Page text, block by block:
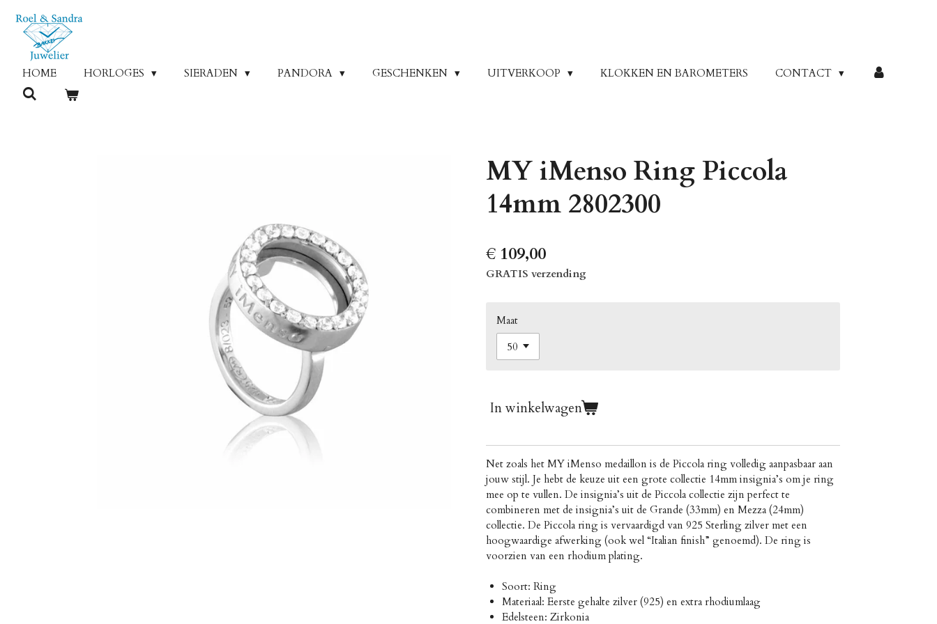
Ga
direct
hoofdinhoud
HOME HORLOGES SIERADEN PANDORA GESCHENKEN UITVERKOOP KLOKKEN EN BAROMETERS CONTACT
MY iMenso Ring Piccola
14mm 2802300
€ 109,00
GRATIS verzending
Maat
In winkelwagen
Net zoals het MY iMenso medaillon is de Piccola ring volledig aanpasbaar aan
jouw stijl. Je hebt de keuze uit een grote collectie 14mm insignia’s om je ring
mee op te vullen. De insignia’s uit de Piccola collectie zijn perfect te
combineren met de insignia’s uit de Grande (33mm) en Mezza (24mm)
collectie. De Piccola ring is vervaardigd van 925 Sterling zilver met een
hoogwaardige afwerking (ook wel “Italian finish” genoemd). De ring is
voorzien van een rhodium plating.
Soort: Ring
Materiaal: Eerste gehalte zilver (925) en extra rhodiumlaag
Edelsteen: Zirkonia